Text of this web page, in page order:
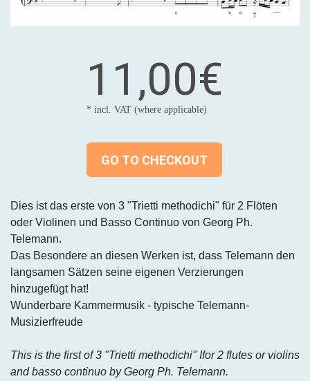
11,00€
* incl. VAT (where applicable)
GO TO CHECKOUT
Dies ist das erste von 3 "Trietti methodichi" für 2 Flöten
oder Violinen und Basso Continuo von Georg Ph.
Telemann.
Das Besondere an diesen Werken ist, dass Telemann den
langsamen Sätzen seine eigenen Verzierungen
hinzugefügt hat!
Wunderbare Kammermusik - typische Telemann-
Musizierfreude
This is the first of 3 "Trietti methodichi" Ifor 2 flutes or violins
and basso continuo by Georg Ph. Telemann.